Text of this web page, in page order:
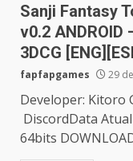
Sanji Fantasy
v0.2 ANDROID
3DCG
fapfapgames 29
Developer: Kitoro
DiscordData
64bits